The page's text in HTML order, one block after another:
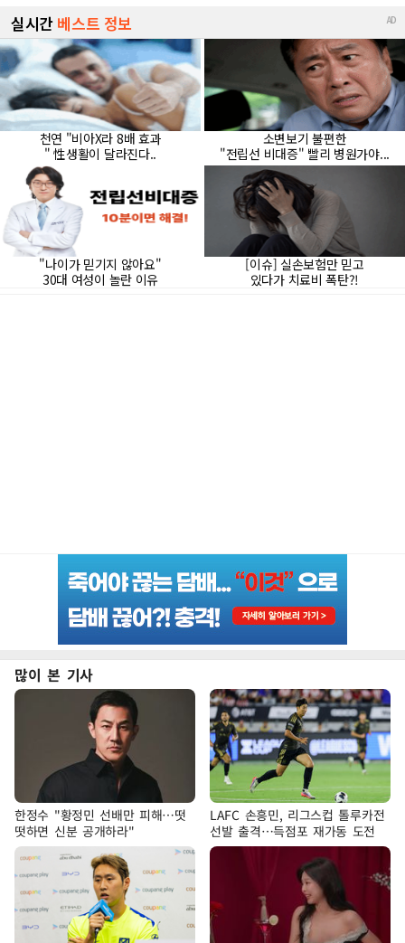
많이 본 기사
한정수 "황정민 선배만 피해…떳
떳하면 신분 공개하라"
LAFC 손흥민, 리그스컵 톨루카전
선발 출격…득점포 재가동 도전